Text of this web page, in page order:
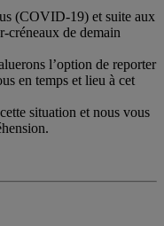
(COVID-19) et suite aux
créneaux de demain
l’option de reporter
en temps et lieu à cet
situation et nous vous